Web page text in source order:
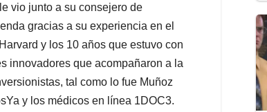
vio junto a su consejero de
gracias a su experiencia en el
y los 10 años que estuvo con
innovadores que acompañaron a la
tal como lo fue Muñoz
y los médicos en línea 1DOC3.